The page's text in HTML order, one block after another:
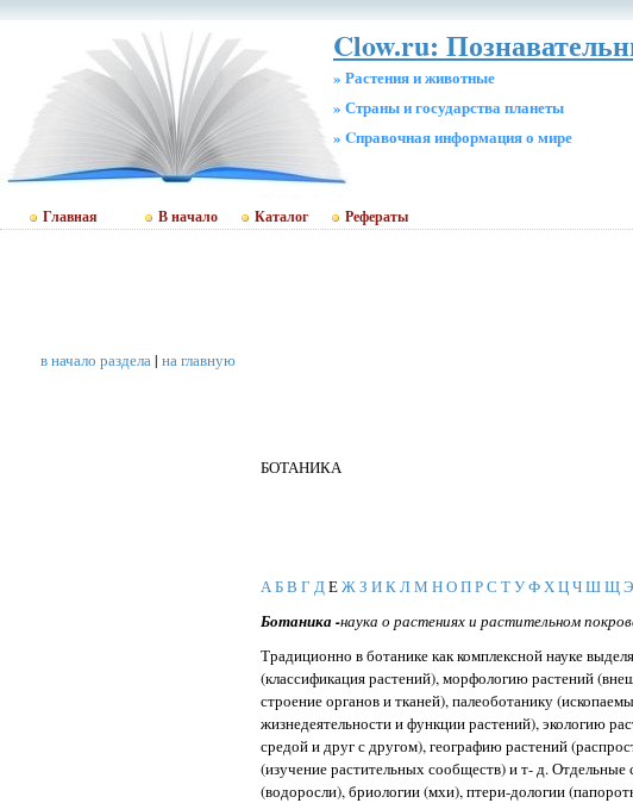
Clow.ru:
» Растения и животные
» Страны и государства планеты
» Cправочная информация о мире
Главная В начало Каталог Рефераты
в начало раздела| на главную
БОТАНИКА
АБВ Г ДЕЖЗ ИКЛМ НОПРС ТУФХЦЧШЩЭ
Ботаника -наука о растениях и растительном
Традиционно в ботанике как комплексной науке
(классификация растений), морфологию растений
строение органов и тканей), палеоботанику
жизнедеятельности и функции растений), экологию
средой и друг с другом), географию растений
(изучение растительных сообществ) и т- д. Отдельные
(водоросли), бриологии (мхи), птери-дологии